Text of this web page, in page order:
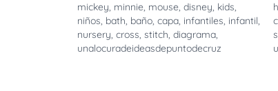
mickey, minnie, mouse, disney, kids,
niños, bath, baño, capa, infantiles, infantil,
nursery, cross, stitch, diagrama,
unalocuradeideasdepuntodecruz